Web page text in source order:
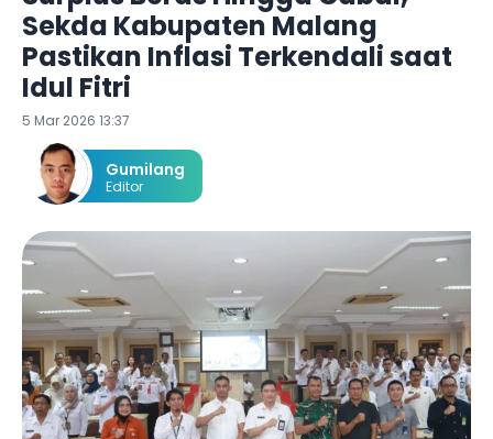
Sekda Kabupaten Malang
Pastikan Inflasi Terkendali saat
Idul Fitri
5 Mar 2026 13:37
Gumilang
Editor